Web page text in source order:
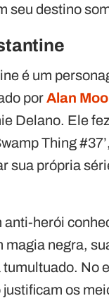
seu destino
é um
porAlan
Delano. Ele
Thing
sua própria
anti-herói
magia negra,
tumultuado. No
justificam os